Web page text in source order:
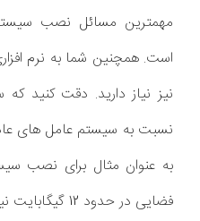
مهمترین مسائل نصب
است. همچنین شما به نرم
نیز نیاز دارید. دقت کنید
نسبت به سیستم عامل های
به عنوان مثال برای نصب
فضایی در حدود 12 گیگابایت نیاز دارید.